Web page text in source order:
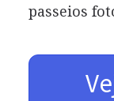
passeios